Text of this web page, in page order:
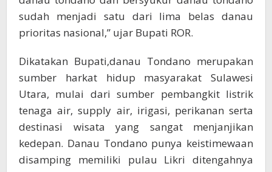
sudah menjadi satu dari lima belas danau
prioritas nasional,” ujar Bupati ROR.
Dikatakan Bupati,danau Tondano merupakan
sumber harkat hidup masyarakat Sulawesi
Utara, mulai dari sumber pembangkit listrik
tenaga air, supply air, irigasi, perikanan serta
destinasi wisata yang sangat menjanjikan
kedepan. Danau Tondano punya keistimewaan
disamping memiliki pulau Likri ditengahnya